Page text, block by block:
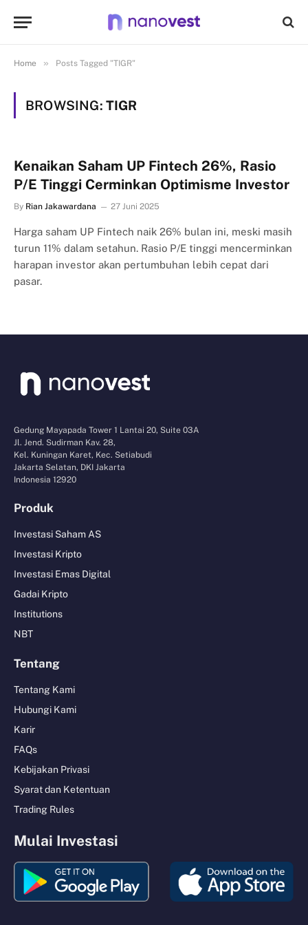
Home » Posts Tagged "TIGR"
BROWSING: TIGR
Kenaikan Saham UP Fintech 26%, Rasio
P/E Tinggi Cerminkan Optimisme Investor
By Rian Jakawardana 27 Juni 2025
Harga saham UP Fintech naik 26% bulan ini, meski masih
turun 11% dalam setahun. Rasio P/E tinggi mencerminkan
harapan investor akan pertumbuhan lebih cepat dari
pasar.
Gedung Mayapada Tower 1 Lantai 20, Suite 03A
Jl. Jend. Sudirman Kav. 28,
Kel. Kuningan Karet, Kec. Setiabudi
Jakarta Selatan, DKI Jakarta
Indonesia 12920
Produk
Investasi Saham AS
Investasi Kripto
Investasi Emas Digital
Gadai Kripto
Institutions
NBT
Tentang
Tentang Kami
Hubungi Kami
Karir
FAQs
Kebijakan Privasi
Syarat dan Ketentuan
Trading Rules
Mulai Investasi